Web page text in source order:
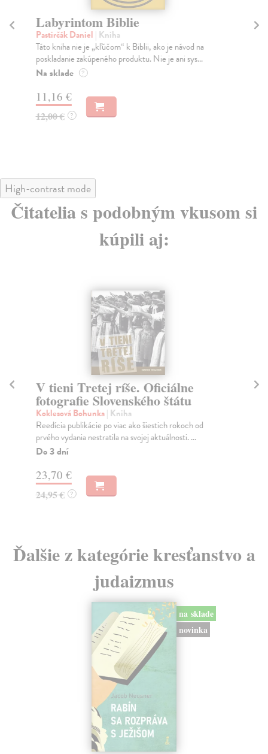
Labyrintom Biblie
Pastirčák Daniel | Kniha
Táto kniha nie je „kľúčom“ k Biblii, ako je návod na
poskladanie zakúpeného produktu. Nie je ani sys...
Na sklade ?
11,16 €
12,00 € ?
High-contrast mode
Čitatelia s podobným vkusom si
kúpili aj:
V tieni Tretej ríše. Oficiálne
fotografie Slovenského štátu
Koklesová Bohunka| Kniha
Reedícia publikácie po viac ako šiestich rokoch od
prvého vydania nestratila na svojej aktuálnosti. ...
Do 3 dní
23,70 €
24,95 € ?
Ďalšie z kategórie kresťanstvo a
judaizmus
na sklade
novinka